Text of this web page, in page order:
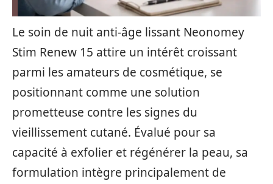
Le soin de nuit anti-âge lissant Neonomey
Stim Renew 15 attire un intérêt croissant
parmi les amateurs de cosmétique, se
positionnant comme une solution
prometteuse contre les signes du
vieillissement cutané. Évalué pour sa
capacité à exfolier et régénérer la peau, sa
formulation intègre principalement de